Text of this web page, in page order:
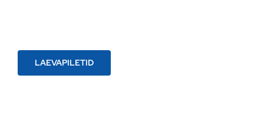
LAEVAPILETID